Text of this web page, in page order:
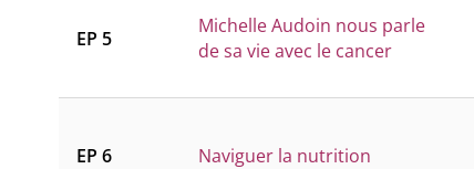
EP 5
Michelle Audoin nous parle
de sa vie avec le cancer
EP 6 Naviguer la nutrition